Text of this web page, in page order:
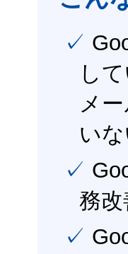
✓ Google Workspace（旧G Suite） を社内で導入
し
メ
い
✓ Google Workspace（旧G Suite） を活用し、業
務
✓ Google Workspace（旧G Suite） を最大限に活